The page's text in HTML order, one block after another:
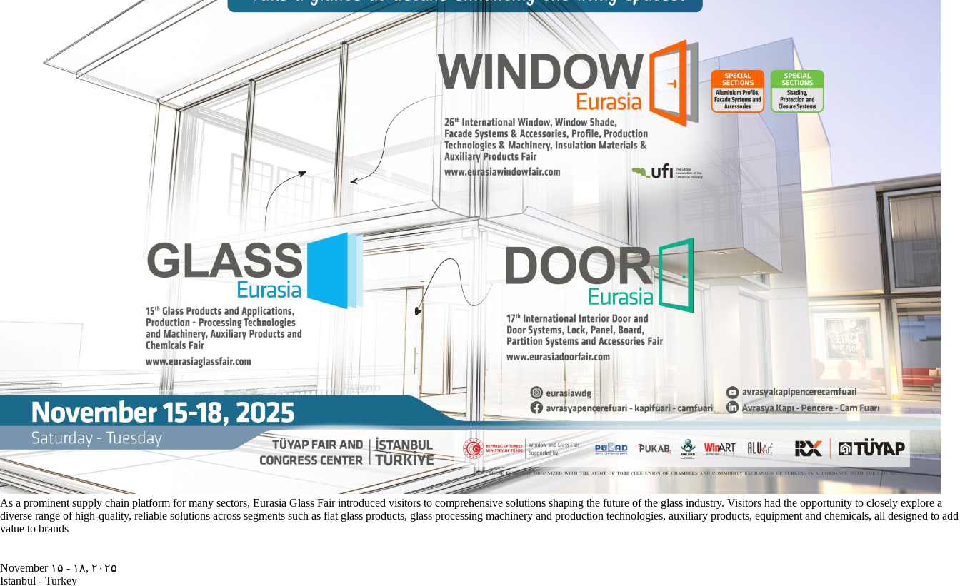
As a prominent supply chain platform for many sectors, Eurasia Glass Fair introduced visitors to comprehensive solutions shaping the future of the glass industry. Visitors had the opportunity to closely explore a
diverse range of high-quality, reliable solutions across segments such as flat glass products, glass processing machinery and production technologies, auxiliary products, equipment and chemicals, all designed to add
value to brands
November ۱۵ - ۱۸, ۲۰۲۵
Istanbul - Turkey